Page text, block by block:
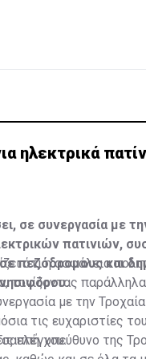
ηλεκτρικά
σε συνεργασία με
πατινιών,
πεζόδρομους και
ότι η ασφάλεια
τονίζοντας παράλληλα
με την
τις ευχαριστίες
ελέγχου.υπεύθυνο της